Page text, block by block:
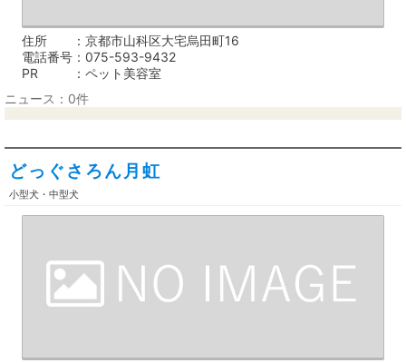
住所
京都市山科区大宅烏田町16
電話番号
075-593-9432
PR
ペット美容室
ニュース：0件
どっぐさろん月虹
小型犬・中型犬